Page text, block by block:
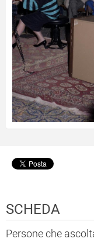
SCHEDA
Persone che